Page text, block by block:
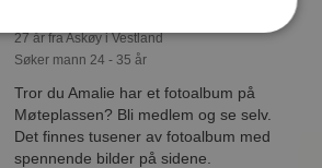
27 år fra Askøy i Vestland
Søker mann 24 - 35 år
Tror du Amalie har et fotoalbum på
Møteplassen? Bli medlem og se selv.
Det finnes tusener av fotoalbum med
spennende bilder på sidene.